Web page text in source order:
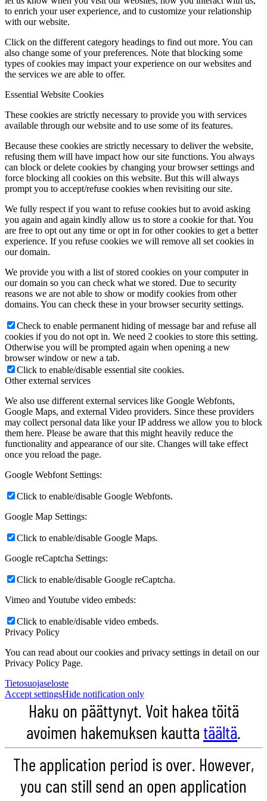
to enrich your user experience, and to customize your relationship
with our website.
Click on the different category headings to find out more. You can
also change some of your preferences. Note that blocking some
types of cookies may impact your experience on our websites and
the services we are able to offer.
Essential Website Cookies
These cookies are strictly necessary to provide you with services
available through our website and to use some of its features.
Because these cookies are strictly necessary to deliver the website,
refusing them will have impact how our site functions. You always
can block or delete cookies by changing your browser settings and
force blocking all cookies on this website. But this will always
prompt you to accept/refuse cookies when revisiting our site.
We fully respect if you want to refuse cookies but to avoid asking
you again and again kindly allow us to store a cookie for that. You
are free to opt out any time or opt in for other cookies to get a better
experience. If you refuse cookies we will remove all set cookies in
our domain.
We provide you with a list of stored cookies on your computer in
our domain so you can check what we stored. Due to security
reasons we are not able to show or modify cookies from other
domains. You can check these in your browser security settings.
Check to enable permanent hiding of message bar and refuse all
cookies if you do not opt in. We need 2 cookies to store this setting.
Otherwise you will be prompted again when opening a new
browser window or new a tab.
Click to enable/disable essential site cookies.
Other external services
We also use different external services like Google Webfonts,
Google Maps, and external Video providers. Since these providers
may collect personal data like your IP address we allow you to block
them here. Please be aware that this might heavily reduce the
functionality and appearance of our site. Changes will take effect
once you reload the page.
Google Webfont Settings:
Click to enable/disable Google Webfonts.
Google Map Settings:
Click to enable/disable Google Maps.
Google reCaptcha Settings:
Click to enable/disable Google reCaptcha.
Vimeo and Youtube video embeds:
Click to enable/disable video embeds.
Privacy Policy
You can read about our cookies and privacy settings in detail on our
Privacy Policy Page.
Tietosuojaseloste
Accept settingsHide notification only
Haku on päättynyt. Voit hakea töitä
avoimen hakemuksen kauttatäältä.
The application period is over. However,
you can still send an open application